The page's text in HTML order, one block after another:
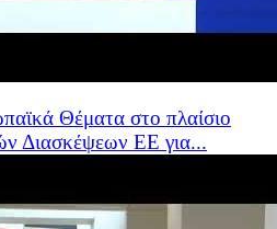
Θέματα στο πλαίσιο
Διασκέψεων ΕΕ για...